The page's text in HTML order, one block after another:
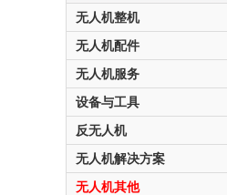
无人机整机
无人机配件
无人机服务
设备与工具
反无人机
无人机解决方案
无人机其他